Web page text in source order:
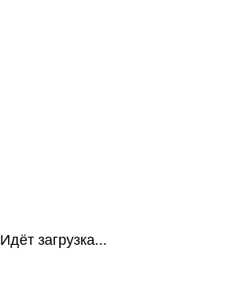
Идёт загрузка...